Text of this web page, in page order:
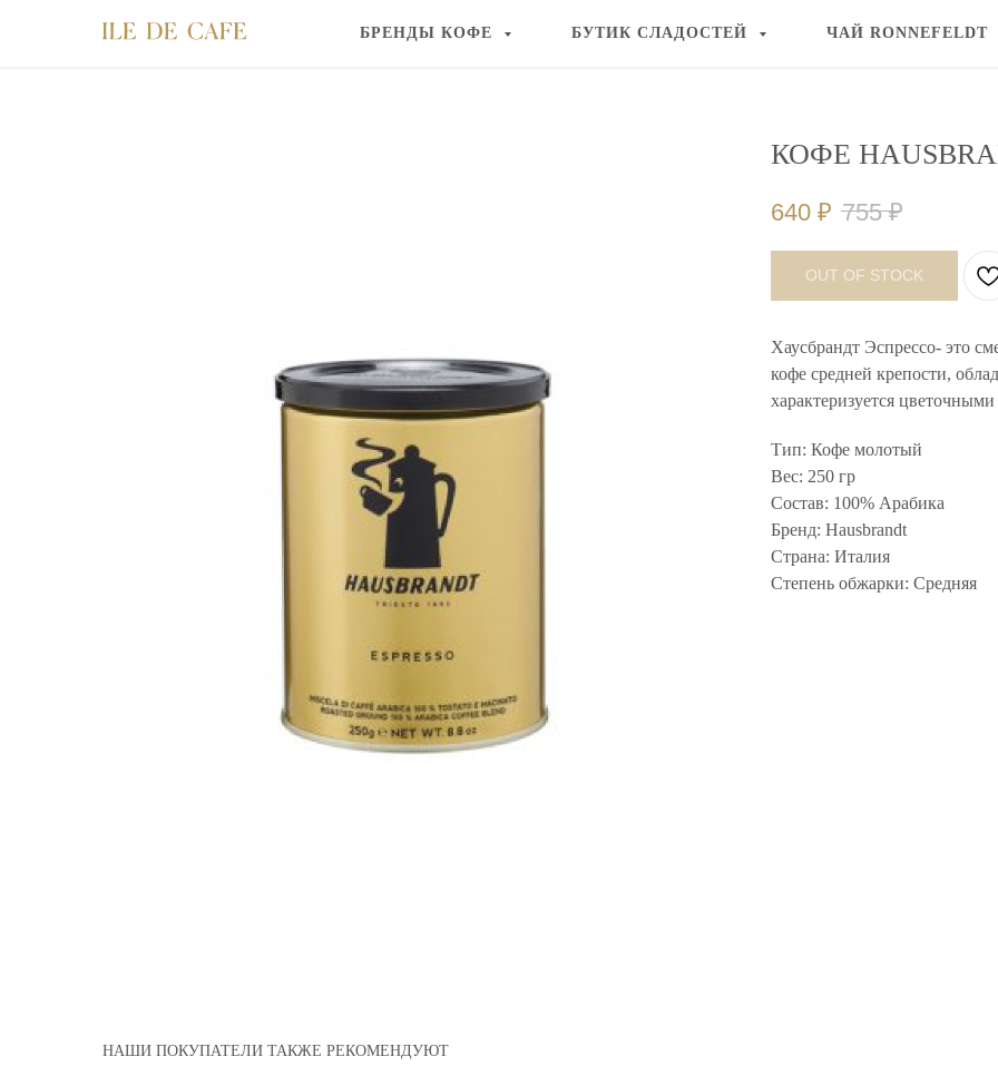
БРЕНДЫ КОФЕ БУТИК СЛАДОСТЕЙ ЧАЙ RONNEFELDT
КОФЕ
640 ₽ 755 ₽
OUT OF STOCK
Хаусбрандт Эспрессо- это
кофе средней крепости,
характеризуется
Тип: Кофе молотый
Вес: 250 гр
Состав: 100% Арабика
Бренд: Hausbrandt
Страна: Италия
Степень обжарки: Средняя
НАШИ ПОКУПАТЕЛИ ТАКЖЕ РЕКОМЕНДУЮТ